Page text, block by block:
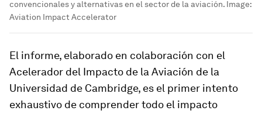
convencionales y alternativas en el sector de la aviación. Image:
Aviation Impact Accelerator
El informe, elaborado en colaboración con el
Acelerador del Impacto de la Aviación de la
Universidad de Cambridge, es el primer intento
exhaustivo de comprender todo el impacto